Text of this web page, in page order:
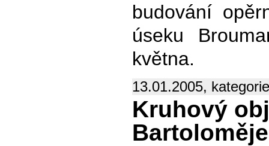
budování
úseku
května.
13.01.2005,
Kruhový